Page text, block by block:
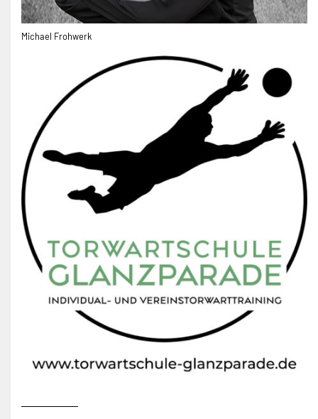
Michael Frohwerk